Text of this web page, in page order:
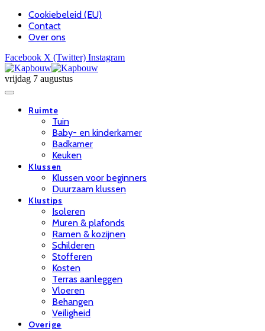
Cookiebeleid (EU)
Contact
Over ons
Facebook X (Twitter) Instagram
vrijdag 7 augustus
Ruimte
Tuin
Baby- en kinderkamer
Badkamer
Keuken
Klussen
Klussen voor beginners
Duurzaam klussen
Klustips
Isoleren
Muren & plafonds
Ramen & kozijnen
Schilderen
Stofferen
Kosten
Terras aanleggen
Vloeren
Behangen
Veiligheid
Overige